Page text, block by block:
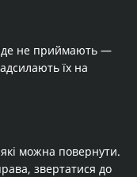
не приймають —
їх на
можна повернути.
звертатися до